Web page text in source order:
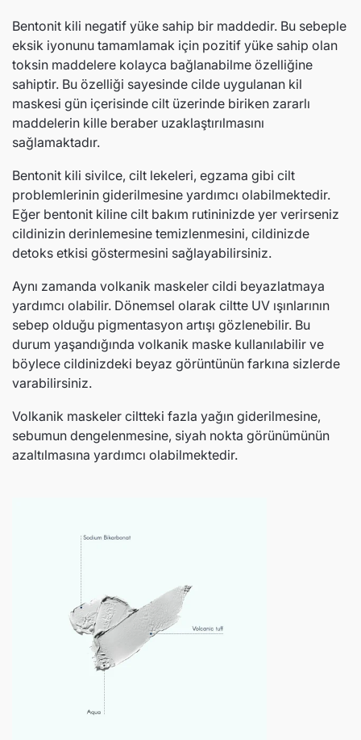
Bentonit kili negatif yüke sahip bir maddedir. Bu sebeple
eksik iyonunu tamamlamak için pozitif yüke sahip olan
toksin maddelere kolayca bağlanabilme özelliğine
sahiptir. Bu özelliği sayesinde cilde uygulanan kil
maskesi gün içerisinde cilt üzerinde biriken zararlı
maddelerin kille beraber uzaklaştırılmasını
sağlamaktadır.
Bentonit kili sivilce, cilt lekeleri, egzama gibi cilt
problemlerinin giderilmesine yardımcı olabilmektedir.
Eğer bentonit kiline cilt bakım rutininizde yer verirseniz
cildinizin derinlemesine temizlenmesini, cildinizde
detoks etkisi göstermesini sağlayabilirsiniz.
Aynı zamanda volkanik maskeler cildi beyazlatmaya
yardımcı olabilir. Dönemsel olarak ciltte UV ışınlarının
sebep olduğu pigmentasyon artışı gözlenebilir. Bu
durum yaşandığında volkanik maske kullanılabilir ve
böylece cildinizdeki beyaz görüntünün farkına sizlerde
varabilirsiniz.
Volkanik maskeler ciltteki fazla yağın giderilmesine,
sebumun dengelenmesine, siyah nokta görünümünün
azaltılmasına yardımcı olabilmektedir.